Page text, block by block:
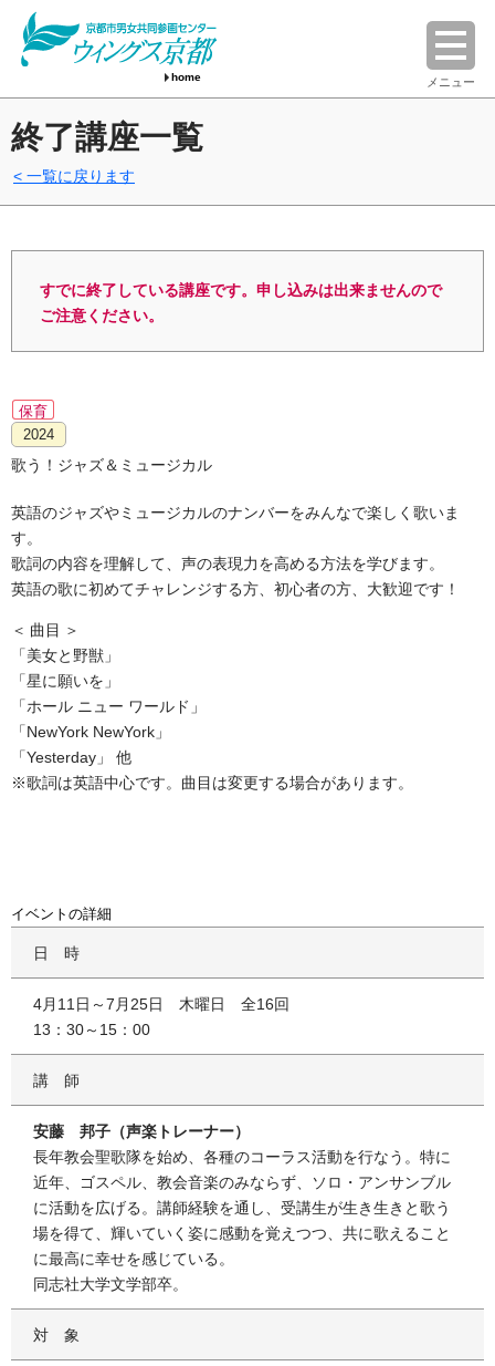
home メニュー
終了講座一覧
一覧に戻ります
すでに終了している講座です。申し込みは出来ませんので
ご注意ください。
保育
2024
歌う！ジャズ＆ミュージカル
英語のジャズやミュージカルのナンバーをみんなで楽しく歌いま
す。
歌詞の内容を理解して、声の表現力を高める方法を学びます。
英語の歌に初めてチャレンジする方、初心者の方、大歓迎です！
曲目
「美女と野獣」
「星に願いを」
「ホール ニュー ワールド」
「NewYork NewYork」
「Yesterday」 他
※歌詞は英語中心です。曲目は変更する場合があります。
イベントの詳細
日時
4月11日～7月25日 木曜日 全16回
13：30～15：00
講師
安藤 邦子（声楽トレーナー）
長年教会聖歌隊を始め、各種のコーラス活動を行なう。特に
近年、ゴスペル、教会音楽のみならず、ソロ・アンサンブル
に活動を広げる。講師経験を通し、受講生が生き生きと歌う
場を得て、輝いていく姿に感動を覚えつつ、共に歌えること
に最高に幸せを感じている。
同志社大学文学部卒。
対象